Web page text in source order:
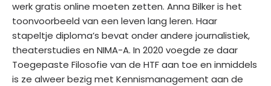
werk gratis online moeten zetten. Anna Bilker is het
toonvoorbeeld van een leven lang leren. Haar
stapeltje diploma’s bevat onder andere journalistiek,
theaterstudies en NIMA-A. In 2020 voegde ze daar
Toegepaste Filosofie van de HTF aan toe en inmiddels
is ze alweer bezig met Kennismanagement aan de